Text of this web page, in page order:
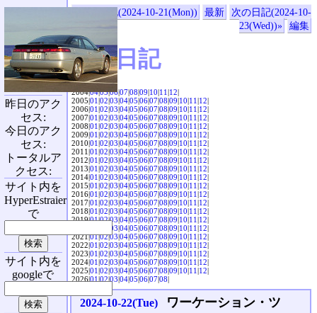
«前の日記(2024-10-21(Mon)) 最新
次の日記(2024-10-
23(Wed))»
編集
SVX日記
2004|04|05|06|07|08|09|10|11|12|
2005|01|02|03|04|05|06|07|08|09|10|11|12|
2006|01|02|03|04|05|06|07|08|09|10|11|12|
2007|01|02|03|04|05|06|07|08|09|10|11|12|
2008|01|02|03|04|05|06|07|08|09|10|11|12|
2009|01|02|03|04|05|06|07|08|09|10|11|12|
2010|01|02|03|04|05|06|07|08|09|10|11|12|
2011|01|02|03|04|05|06|07|08|09|10|11|12|
2012|01|02|03|04|05|06|07|08|09|10|11|12|
2013|01|02|03|04|05|06|07|08|09|10|11|12|
2014|01|02|03|04|05|06|07|08|09|10|11|12|
2015|01|02|03|04|05|06|07|08|09|10|11|12|
2016|01|02|03|04|05|06|07|08|09|10|11|12|
2017|01|02|03|04|05|06|07|08|09|10|11|12|
2018|01|02|03|04|05|06|07|08|09|10|11|12|
2019|01|02|03|04|05|06|07|08|09|10|11|12|
03|04|05|06|07|08|09|10|11|12|
2021|01|02|03|04|05|06|07|08|09|10|11|12|
2022|01|02|03|04|05|06|07|08|09|10|11|12|
2023|01|02|03|04|05|06|07|08|09|10|11|12|
2024|01|02|03|04|05|06|07|08|09|10|11|12|
2025|01|02|03|04|05|06|07|08|09|10|11|12|
2026|01|02|03|04|05|06|07|08|
2024-10-22(Tue)
ワーケーション・ツ
昨日のアク
セス:
今日のアク
セス:
トータルア
クセス:
サイト内を
HyperEstraier
で
サイト内を
googleで